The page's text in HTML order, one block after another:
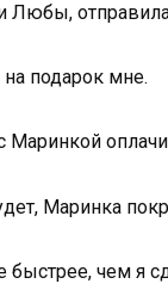
Любы,
подарок мне.
Маринкой
Маринка
быстрее, чем я